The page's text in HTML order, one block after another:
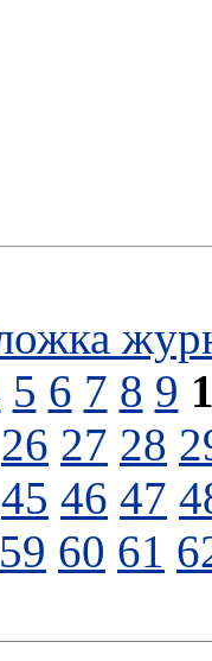
5 6 7 8 9
26 27 28
45 46 47
59 60 61